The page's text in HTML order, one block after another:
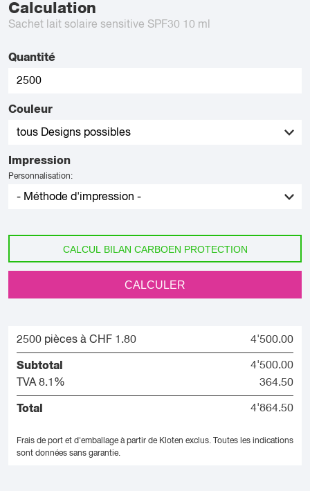
Calculation
Sachet lait solaire sensitive SPF30 10 ml
Quantité
Couleur
Impression
Personnalisation:
CALCUL BILAN CARBOEN PROTECTION
CALCULER
2500 pièces à CHF 1.80 4'500.00
Subtotal
4'500.00
TVA 8.1%
364.50
Total 4'864.50
Frais de port et d'emballage à partir de Kloten exclus.
Toutes les indications
sont données sans garantie.